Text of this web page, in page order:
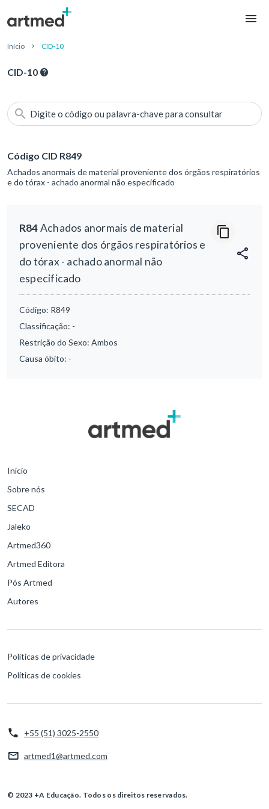
Início CID-10
CID-10
Digite o código ou palavra-chave para consultar
Código CID R849
Achados anormais de material proveniente dos órgãos respiratórios
e do tórax - achado anormal não especificado
R84Achados anormais de material
proveniente dos órgãos respiratórios e
do tórax - achado anormal não
especificado
Código: R849
Classificação: -
Restrição do Sexo: Ambos
Causa óbito: -
Início
Sobre nós
SECAD
Jaleko
Artmed360
Artmed Editora
Pós Artmed
Autores
Políticas de privacidade
Políticas de cookies
+55 (51) 3025-2550
artmed1@artmed.com
© 2023 +A Educação. Todos os direitos reservados.